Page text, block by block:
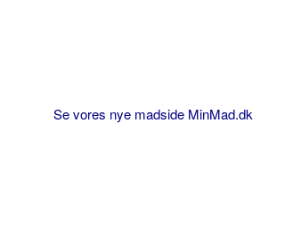
Se vores nye madside MinMad.dk